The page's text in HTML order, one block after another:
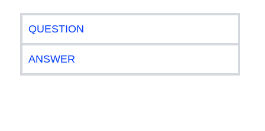
QUESTION
ANSWER